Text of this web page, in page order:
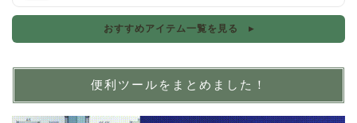
おすすめアイテム一覧を見る ▸
便利ツールをまとめました！